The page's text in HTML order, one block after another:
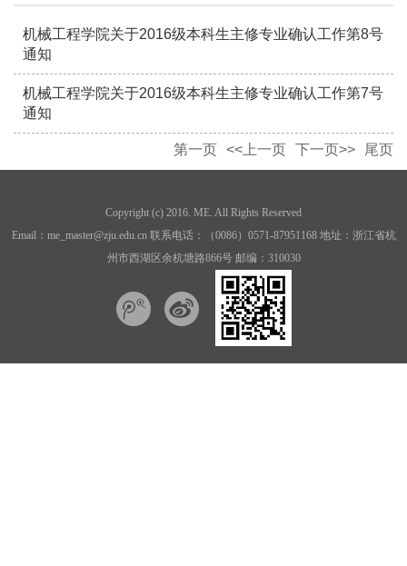
机械工程学院关于2016级本科生主修专业确认工作第8号
通知
机械工程学院关于2016级本科生主修专业确认工作第7号
通知
第一页 <<上一页 下一页>> 尾页
Copyright (c) 2016. ME. All Rights Reserved
Email：me_master@zju.edu.cn 联系电话：（0086）0571-87951168 地址：浙江省杭
州市西湖区余杭塘路866号 邮编：310030